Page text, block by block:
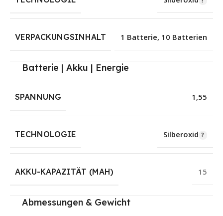
VERPACKUNGSINHALT 1 Batterie, 10 Batterien
Batterie | Akku | Energie
SPANNUNG 1,55
TECHNOLOGIE Silberoxid
AKKU-KAPAZITÄT (MAH) 15
Abmessungen & Gewicht